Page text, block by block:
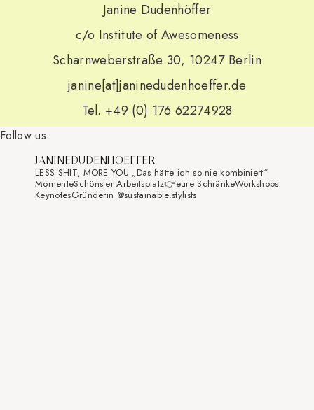
Janine Dudenhöffer
c/o Institute of Awesomeness
Scharnweberstraße 30, 10247 Berlin
janine[at]janinedudenhoeffer.de
Tel. +49 (0) 176 62274928
Follow us
JANINEDUDENHOEFFER
LESS SHIT, MORE YOU „Das hätte ich so nie kombiniert“
MomenteSchönster Arbeitsplatz👉eure SchränkeWorkshops
KeynotesGründerin @sustainable.stylists